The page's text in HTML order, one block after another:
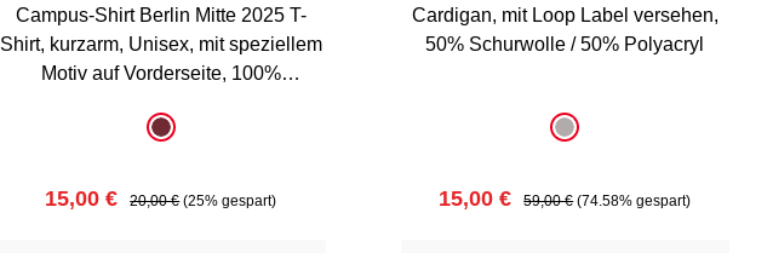
Campus-Shirt Berlin Mitte 2025 T-
Shirt, kurzarm, Unisex, mit speziellem
Motiv auf Vorderseite, 100%
auswählen
bordeaux
Verkaufspreis:
15,00 € Regulärer Preis:
20,00 € (25% gespart)
Cardigan, mit Loop Label versehen,
50% Schurwolle / 50% Polyacryl
auswählen
grau
Verkaufspreis:
15,00 € Regulärer Preis:
59,00 € (74.58% gespart)